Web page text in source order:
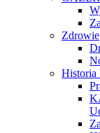
Zdrowie
Historia